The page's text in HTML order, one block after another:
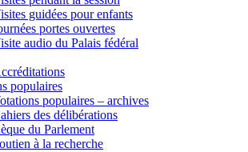
guidées pour enfants
portes ouvertes
audio du Palais fédéral
populaires
populaires – archives
des délibérations
du Parlement
à la recherche